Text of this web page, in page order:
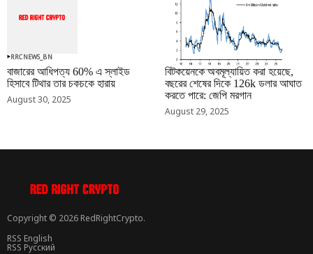
RRCNEWS_BN
বাজারের আধিপত্য 60% এ স্লাইড
হিসাবে টিথার তার চকচকে হারায়
August 30, 2025
RRCNEWS_BN
বিটকয়েনকে অবমূল্যায়িত করা হয়েছে,
বছরের শেষের দিকে 126k ডলার আঘাত
করতে পারে: জেপি মরগান
August 29, 2025
Copyright © 2026 RedRightCrypto.
RSS English
RSS Русский